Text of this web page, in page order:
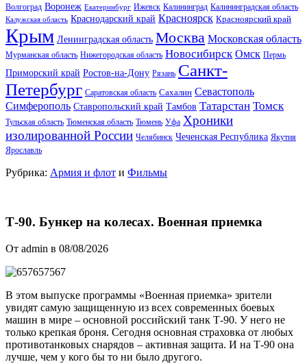
Волгоград Воронеж Екатеринбург Ижевск Калининград Калининградская область
Калужская область Краснодарский край Красноярск Красноярский край
Крым Ленинградская область Москва Московская область
Мурманская область Нижегородская область Новосибирск Омск Пермь
Приморский край Ростов-на-Дону Рязань Санкт-
Петербург Саратовская область Сахалин Севастополь
Симферополь Ставропольский край Тамбов Татарстан Томск
Тульская область Тюменская область Тюмень Уфа Хроники
изолированной России Челябинск Чеченская Республика Якутия
Ярославль
Рубрика: Армия и флот и Фильмы
Т-90. Бункер на колесах. Военная приемка
От admin в 08/08/2026
В этом выпуске программы «Военная приемка» зрители
увидят самую защищенную из всех современных боевых
машин в мире – основной российский танк Т-90. У него не
только крепкая броня. Сегодня основная страховка от любых
противотанковых снарядов – активная защита. И на Т-90 она
лучше, чем у кого бы то ни было другого.